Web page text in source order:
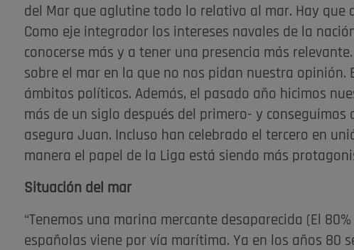
del Mar que aglutine todo lo relativo al mar. Hay que
Como eje integrador los intereses navales de la
conocerse más y a tener una presencia más
sobre el mar en la que no nos pidan nuestra opinión.
ámbitos políticos. Además, el pasado año hicimos
más de un siglo después del primero- y
asegura Juan. Incluso han celebrado el tercero en
manera el papel de la Liga está siendo más
Situación del mar
“Tenemos una marina mercante desaparecida (El
españolas viene por vía marítima. Ya en los años 80